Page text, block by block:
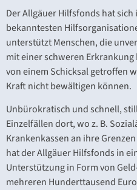
Der Allgäuer Hilfsfonds hat
bekanntesten
unterstützt Menschen, die
mit einer schweren
von einem Schicksal getroffen
Kraft nicht bewältigen können.
Unbürokratisch und schnell,
Einzelfällen dort, wo z. B.
Krankenkassen an ihre
hat der Allgäuer Hilfsfonds in
Unterstützung in Form von
mehreren Hunderttausend